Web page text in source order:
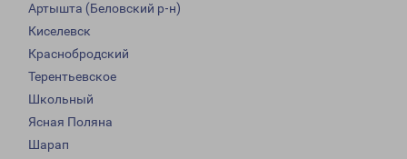
Артышта (Беловский р-н)
Киселевск
Краснобродский
Терентьевское
Школьный
Ясная Поляна
Шарап